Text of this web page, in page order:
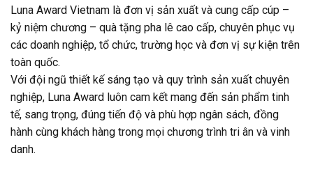
Luna Award Vietnam là đơn vị sản xuất và cung cấp cúp –
kỷ niệm chương – quà tặng pha lê cao cấp, chuyên phục vụ
các doanh nghiệp, tổ chức, trường học và đơn vị sự kiện trên
toàn quốc.
Với đội ngũ thiết kế sáng tạo và quy trình sản xuất chuyên
nghiệp, Luna Award luôn cam kết mang đến sản phẩm tinh
tế, sang trọng, đúng tiến độ và phù hợp ngân sách, đồng
hành cùng khách hàng trong mọi chương trình tri ân và vinh
danh.